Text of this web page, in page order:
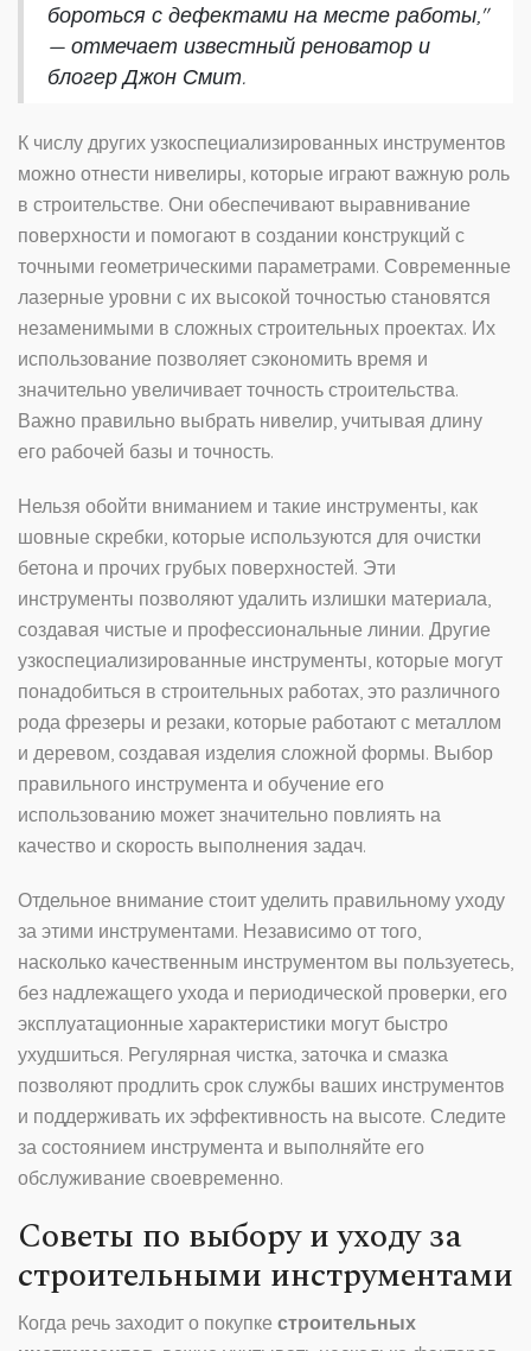
бороться с дефектами на месте работы,"
— отмечает известный реноватор и
блогер Джон Смит.
К числу других узкоспециализированных инструментов
можно отнести нивелиры, которые играют важную роль
в строительстве. Они обеспечивают выравнивание
поверхности и помогают в создании конструкций с
точными геометрическими параметрами. Современные
лазерные уровни с их высокой точностью становятся
незаменимыми в сложных строительных проектах. Их
использование позволяет сэкономить время и
значительно увеличивает точность строительства.
Важно правильно выбрать нивелир, учитывая длину
его рабочей базы и точность.
Нельзя обойти вниманием и такие инструменты, как
шовные скребки, которые используются для очистки
бетона и прочих грубых поверхностей. Эти
инструменты позволяют удалить излишки материала,
создавая чистые и профессиональные линии. Другие
узкоспециализированные инструменты, которые могут
понадобиться в строительных работах, это различного
рода фрезеры и резаки, которые работают с металлом
и деревом, создавая изделия сложной формы. Выбор
правильного инструмента и обучение его
использованию может значительно повлиять на
качество и скорость выполнения задач.
Отдельное внимание стоит уделить правильному уходу
за этими инструментами. Независимо от того,
насколько качественным инструментом вы пользуетесь,
без надлежащего ухода и периодической проверки, его
эксплуатационные характеристики могут быстро
ухудшиться. Регулярная чистка, заточка и смазка
позволяют продлить срок службы ваших инструментов
и поддерживать их эффективность на высоте. Следите
за состоянием инструмента и выполняйте его
обслуживание своевременно.
Советы по выбору и уходу за
строительными инструментами
Когда речь заходит о покупке строительных